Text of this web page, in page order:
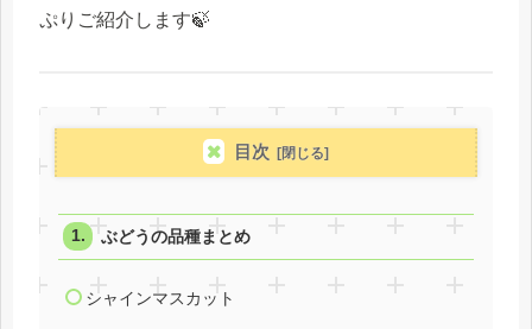
ぷりご紹介します🍃
目次
ぶどうの品種まとめ
シャインマスカット